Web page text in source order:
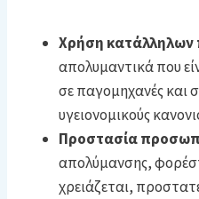
Χρήση κατάλληλων
απολυμαντικά που
σε παγομηχανές και
υγειονομικούς
Προστασία
απολύμανσης,
χρειάζεται,